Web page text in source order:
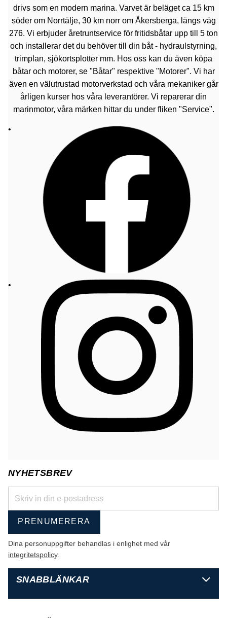
drivs som en modern marina. Varvet är beläget ca 15 km
söder om Norrtälje, 30 km norr om Åkersberga, längs väg
276. Vi erbjuder åretruntservice för fritidsbåtar upp till 5 ton
och installerar det du behöver till din båt - hydraulstyrning,
trimplan, sjökortsplotter mm. Hos oss kan du även köpa
båtar och motorer, se "Båtar" respektive "Motorer". Vi har
även en välutrustad motorverkstad och våra mekaniker går
årligen kurser hos våra leverantörer. Vi reparerar din
marinmotor, våra märken hittar du under fliken "Service".
NYHETSBREV
PRENUMERERA
Dina personuppgifter behandlas i enlighet med vår
integritetspolicy.
SNABBLÄNKAR